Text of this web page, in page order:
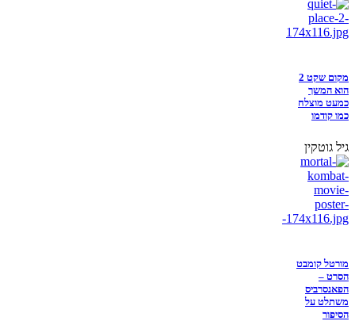
מקום שקט 2
הוא המשך
כמעט מוצלח
כמו קודמו
גיל גוטקין
מורטל קומבט
הסרט –
הפאנסרביס
משתלט על
הסיפור